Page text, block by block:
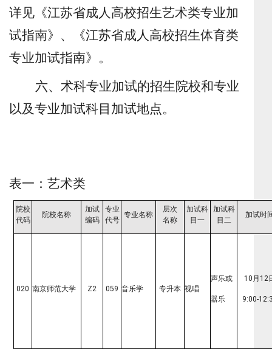
详见《江苏省成人高校招生艺术类专业加
试指南》 、 《江苏省成人高校招生体育类
专业加试指南》。
六、术科专业加试的招生院校和专业
以及专业加试科目加试地点。
表一：艺术类
院校
代码
院校名称
加试
编码
专业
代号
专业名称
层次
名称
加试科
目一
加试科
目二
加试时
020 南京师范大学 Z2 059 音乐学 专升本 视唱
声乐或
器乐
10月12
9:00-